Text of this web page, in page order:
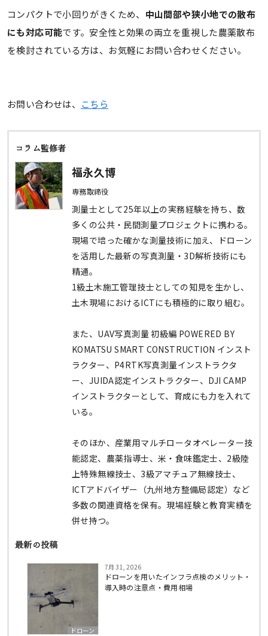
コンパクトで小回りがきくため、 中山間部や狭小地での散布
にも対応可能です。安全性と効果の両立を重視した農薬散布
を検討されている方は、お気軽にお問い合わせください。
お問い合わせは、 こちら
コラム監修者
福永久博
専務取締役
測量士として25年以上の実務経験を持ち、数
多くの公共・民間測量プロジェクトに携わる。
現場で培った確かな測量技術に加え、ドローン
を活用した最新の写真測量・3D解析技術にも
精通。
1級土木施工管理技士としての知見を生かし、
土木現場におけるICTにも積極的に取り組む。
また、UAV写真測量 初級編 POWERED BY
KOMATSU SMART CONSTRUCTION インスト
ラクター、P4RTK写真測量インストラクタ
ー、JUIDA認定インストラクター、DJI CAMP
インストラクターとして、育成にも力を入れて
いる。
そのほか、産業用マルチロータオペレーター技
能認定、農薬指導士、米・食味鑑定士、2級陸
上特殊無線技士、3級アマチュア無線技士、
ICTアドバイザー（九州地方整備局認定）など
多数の関連資格を保有。現場経験と教育実績を
併せ持つ。
最新の投稿
ドローン
7月 31, 2026
ドローンを用いたインフラ点検のメリット・
導入時の注意点・費用相場